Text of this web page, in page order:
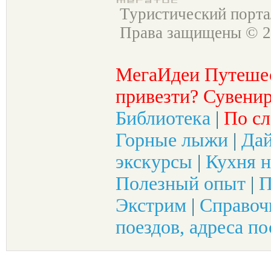
Туристический
Права защищены ©
МегаИдеи
привезти?
Библиотека | По
Горные лыжи |
экскурсы | Кухня
Полезный опыт |
Экстрим |
поездов, адреса